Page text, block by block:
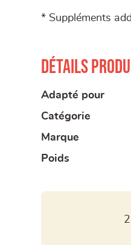
* Suppléments
Détails
Adapté pour
Catégorie
Marque
Poids